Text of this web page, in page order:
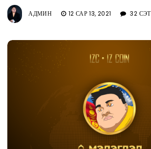
АДМИН 12 САР 13, 2021 32